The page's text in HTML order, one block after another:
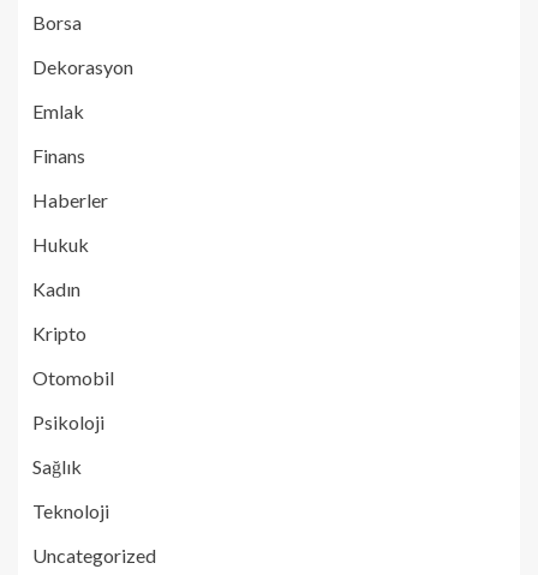
Borsa
Dekorasyon
Emlak
Finans
Haberler
Hukuk
Kadın
Kripto
Otomobil
Psikoloji
Sağlık
Teknoloji
Uncategorized